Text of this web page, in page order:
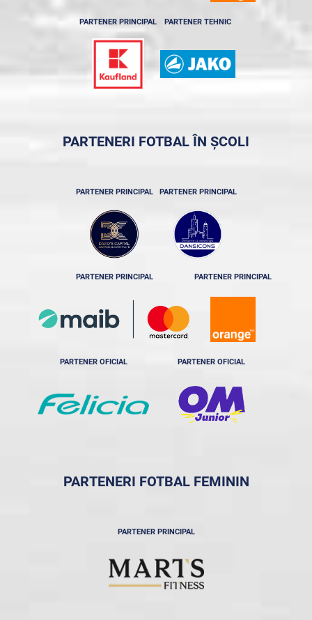
PARTENER PRINCIPAL PARTENER TEHNIC
PARTENERI FOTBAL ÎN ȘCOLI
PARTENER PRINCIPAL PARTENER PRINCIPAL
PARTENER PRINCIPAL PARTENER PRINCIPAL
PARTENER OFICIAL PARTENER OFICIAL
PARTENERI FOTBAL FEMININ
PARTENER PRINCIPAL